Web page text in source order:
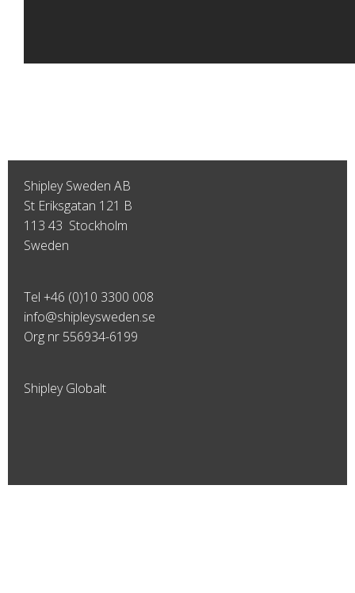
Shipley Sweden AB
St Eriksgatan 121 B
113 43 Stockholm
Sweden
Tel +46 (0)10 3300 008
info@shipleysweden.se
Org nr 556934-6199
Shipley Globalt